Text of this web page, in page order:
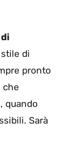
di
pronto
che
quando
Sarà